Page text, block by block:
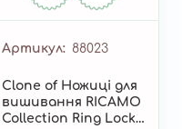
Артикул 88023
Clone of Ножиці для
вишивання RICAMO
Collection Ring Lock